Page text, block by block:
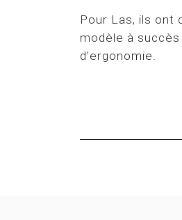
Pour Las, ils ont
modèle à
d’ergonomie.